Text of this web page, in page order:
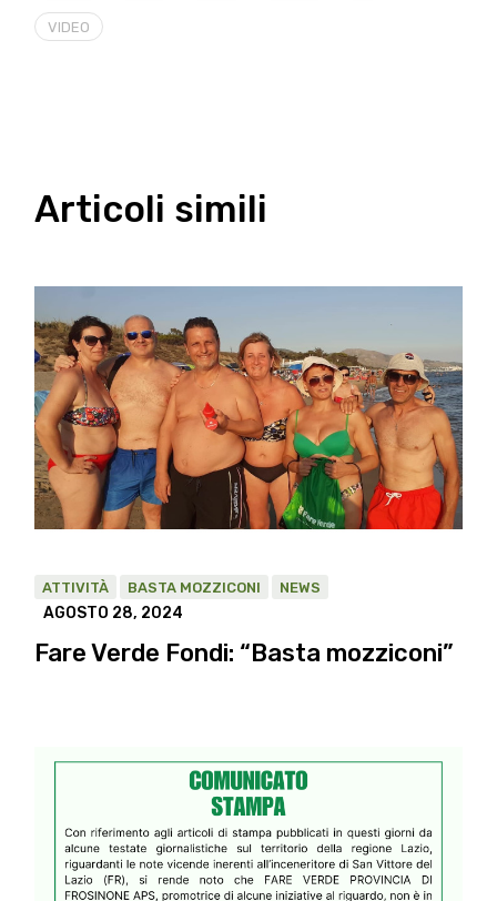
VIDEO
Articoli simili
ATTIVITÀ BASTA MOZZICONI NEWS
AGOSTO 28, 2024
Fare Verde Fondi: “Basta mozziconi”